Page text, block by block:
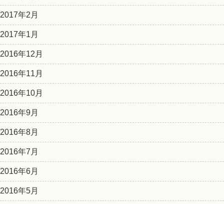
2017年2月
2017年1月
2016年12月
2016年11月
2016年10月
2016年9月
2016年8月
2016年7月
2016年6月
2016年5月